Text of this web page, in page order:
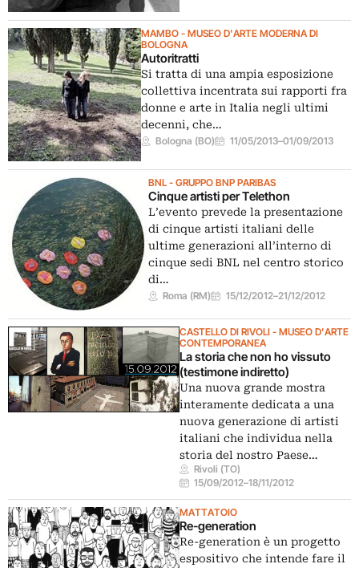
MAMBO - MUSEO D'ARTE MODERNA DI
BOLOGNA
Autoritratti
Si tratta di una ampia esposizione
collettiva incentrata sui rapporti fra
donne e arte in Italia negli ultimi
decenni, che…
Bologna (BO) 11/05/2013–01/09/2013
BNL - GRUPPO BNP PARIBAS
Cinque artisti per Telethon
L’evento prevede la presentazione
di cinque artisti italiani delle
ultime generazioni all’interno di
cinque sedi BNL nel centro storico
di…
Roma (RM) 15/12/2012–21/12/2012
CASTELLO DI RIVOLI - MUSEO D'ARTE
CONTEMPORANEA
La storia che non ho vissuto
(testimone indiretto)
Una nuova grande mostra
interamente dedicata a una
nuova generazione di artisti
italiani che individua nella
storia del nostro Paese…
Rivoli (TO)
15/09/2012–18/11/2012
MATTATOIO
Re-generation
Re-generation è un progetto
espositivo che intende fare il